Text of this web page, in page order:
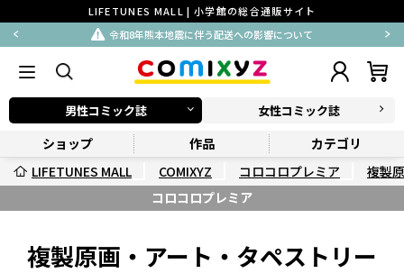
LIFETUNES MALL | 小学館の総合通販サイト
令和8年熊本地震に伴う配送への影響について
男性コミック誌 女性コミック誌
ショップ 作品
カテゴリ
LIFETUNES MALL
COMIXYZ コロコロプレミア
複製
コロコロプレミア
複製原画・アート・タペストリー